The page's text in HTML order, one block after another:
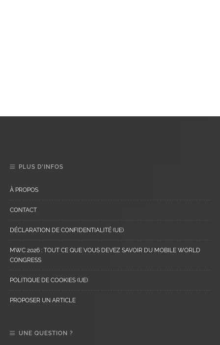
PLUS D’INFOS
À PROPOS
CONTACT
DÉCLARATION DE CONFIDENTIALITÉ (UE)
MWC 2026 : TOUT CE QUE VOUS DEVEZ SAVOIR DU MOBILE WORLD
CONGRESS
POLITIQUE DE COOKIES (UE)
PROPOSER UN ARTICLE
UNE QUESTION ?